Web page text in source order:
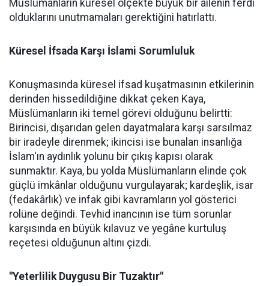
Müslümanların küresel ölçekte büyük bir ailenin ferdi
olduklarını unutmamaları gerektiğini hatırlattı.
Küresel İfsada Karşı İslami Sorumluluk
Konuşmasında küresel ifsad kuşatmasının etkilerinin
derinden hissedildiğine dikkat çeken Kaya,
Müslümanların iki temel görevi olduğunu belirtti:
Birincisi, dışarıdan gelen dayatmalara karşı sarsılmaz
bir iradeyle direnmek; ikincisi ise bunalan insanlığa
İslam'ın aydınlık yolunu bir çıkış kapısı olarak
sunmaktır. Kaya, bu yolda Müslümanların elinde çok
güçlü imkânlar olduğunu vurgulayarak; kardeşlik, isar
(fedakârlık) ve infak gibi kavramların yol gösterici
rolüne değindi. Tevhid inancının ise tüm sorunlar
karşısında en büyük kılavuz ve yegâne kurtuluş
reçetesi olduğunun altını çizdi.
"Yeterlilik Duygusu Bir Tuzaktır"